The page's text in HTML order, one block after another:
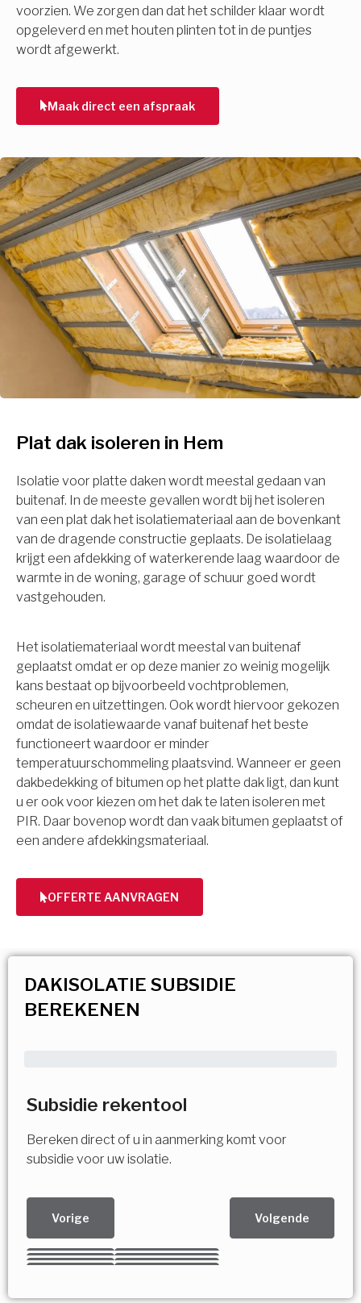
voorzien. We zorgen dan dat het schilder klaar wordt
opgeleverd en met houten plinten tot in de puntjes
wordt afgewerkt.
Maak direct een afspraak
Plat dak isoleren in Hem
Isolatie voor platte daken wordt meestal gedaan van
buitenaf. In de meeste gevallen wordt bij het isoleren
van een plat dak het isolatiemateriaal aan de bovenkant
van de dragende constructie geplaats. De isolatielaag
krijgt een afdekking of waterkerende laag waardoor de
warmte in de woning, garage of schuur goed wordt
vastgehouden.
Het isolatiemateriaal wordt meestal van buitenaf
geplaatst omdat er op deze manier zo weinig mogelijk
kans bestaat op bijvoorbeeld vochtproblemen,
scheuren en uitzettingen. Ook wordt hiervoor gekozen
omdat de isolatiewaarde vanaf buitenaf het beste
functioneert waardoor er minder
temperatuurschommeling plaatsvind. Wanneer er geen
dakbedekking of bitumen op het platte dak ligt, dan kunt
u er ook voor kiezen om het dak te laten isoleren met
PIR. Daar bovenop wordt dan vaak bitumen geplaatst of
een andere afdekkingsmateriaal.
OFFERTE AANVRAGEN
DAKISOLATIE SUBSIDIE
BEREKENEN
Subsidie rekentool
Bereken direct of u in aanmerking komt voor
subsidie voor uw isolatie.
Vorige Volgende
Kies uw Isolatiemaatregel
Meerdere keuzes mogelijk
Vorige Volgende